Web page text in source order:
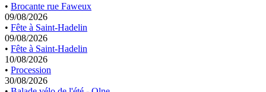
• Brocante rue Faweux
09/08/2026
• Fête à Saint-Hadelin
09/08/2026
• Fête à Saint-Hadelin
10/08/2026
• Procession
30/08/2026